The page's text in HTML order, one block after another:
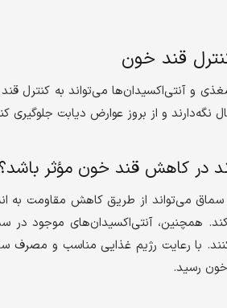
قند خون
و آنتی‌اکسیدان‌ها می‌تواند به کنترل
و از بروز عوارض دیابت جلوگیری
در کاهش قند خون مؤثر باشد؟
می‌تواند از طریق کاهش مقاومت به
همچنین، آنتی‌اکسیدان‌های موجود در
با رعایت رژیم غذایی مناسب و مصرف
خون رسید.